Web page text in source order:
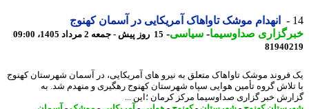
انهدام موشک تاواهاک آمریکایی در آسمان کهنوج
صداوسیما-سیاسی-15 روز پیش - جمعه 2 مرداد 1405، 09:00
موشک تاواهاک متعلق به نیرو های آمریکایی، در آسمان شهرستان کهنوج
گروه تأمین هوایی سپاه شهرستان کهنوج رهگیری و منهدم شد. به
خبر گزاری صداوسیما مرکز کرمان ؛این ...